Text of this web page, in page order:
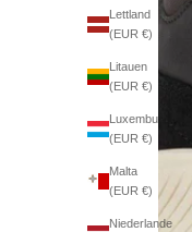
Lettland
(EUR €)
Litauen
(EUR €)
Luxemburg
(EUR €)
Malta
(EUR €)
Niederlande